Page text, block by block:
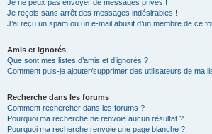
Je ne peux pas envoyer de messages privés !
Je reçois sans arrêt des messages indésirables !
J’ai reçu un spam ou un e-mail abusif d’un membre de ce
Amis et ignorés
Que sont mes listes d’amis et d’ignorés ?
Comment puis-je ajouter/supprimer des utilisateurs de ma
Recherche dans les forums
Comment rechercher dans les forums ?
Pourquoi ma recherche ne renvoie aucun résultat ?
Pourquoi ma recherche renvoie une page blanche ?!